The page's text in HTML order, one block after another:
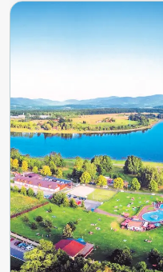
αναψυχής.